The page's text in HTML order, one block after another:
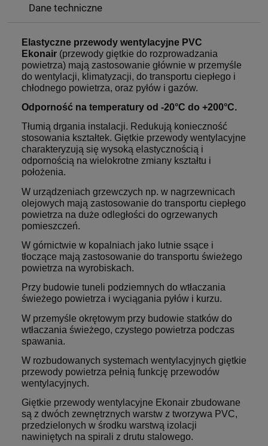
Dane techniczne
Elastyczne przewody wentylacyjne PVC
Ekonair (przewody giętkie do rozprowadzania
powietrza) mają zastosowanie głównie w przemyśle
do wentylacji, klimatyzacji, do transportu ciepłego i
chłodnego powietrza, oraz pyłów i gazów.
Odporność na temperatury od -20°C do +200°C.
Tłumią drgania instalacji. Redukują konieczność
stosowania kształtek. Giętkie przewody wentylacyjne
charakteryzują się wysoką elastycznością i
odpornością na wielokrotne zmiany kształtu i
położenia.
W urządzeniach grzewczych np. w nagrzewnicach
olejowych mają zastosowanie do transportu ciepłego
powietrza na duże odległości do ogrzewanych
pomieszczeń.
W górnictwie w kopalniach jako lutnie ssące i
tłoczące mają zastosowanie do transportu świeżego
powietrza na wyrobiskach.
Przy budowie tuneli podziemnych do wtłaczania
świeżego powietrza i wyciągania pyłów i kurzu.
W przemyśle okrętowym przy budowie statków do
wtłaczania świeżego, czystego powietrza podczas
spawania.
W rozbudowanych systemach wentylacyjnych giętkie
przewody powietrza pełnią funkcję przewodów
wentylacyjnych.
Giętkie przewody wentylacyjne Ekonair zbudowane
są z dwóch zewnętrznych warstw z tworzywa PVC,
przedzielonych w środku warstwą izolacji
nawiniętych na spirali z drutu stalowego.